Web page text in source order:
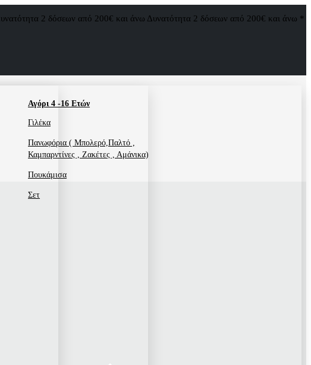
2 δόσεων από 200€ και άνω Δυνατότητα 2 δόσεων από 200€ και άνω *
Αγόρι 4 -16 Ετών
Γιλέκα
Πανωφόρια ( Μπολερό,Παλτό ,
Καμπαρντίνες , Ζακέτες , Αμάνικα)
Πουκάμισα
Σετ